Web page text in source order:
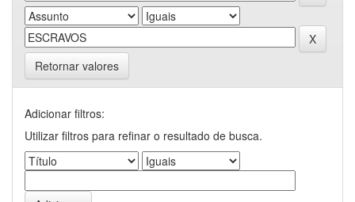
Retornar valores
Adicionar filtros:
Utilizar filtros para refinar o resultado de busca.